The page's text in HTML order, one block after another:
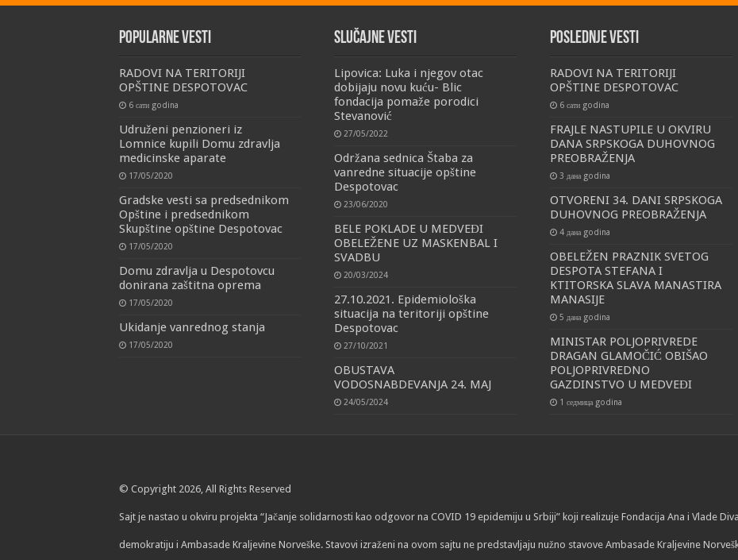
Popularne vesti
RADOVI NA TERITORIJI
OPŠTINE DESPOTOVAC
6 сати godina
Udruženi penzioneri iz
Lomnice kupili Domu zdravlja
medicinske aparate
17/05/2020
Gradske vesti sa predsednikom
Opštine i predsednikom
Skupštine opštine Despotovac
17/05/2020
Domu zdravlja u Despotovcu
donirana zaštitna oprema
17/05/2020
Ukidanje vanrednog stanja
17/05/2020
Slučajne vesti
Lipovica: Luka i njegov otac
dobijaju novu kuću- Blic
fondacija pomaže porodici
Stevanović
27/05/2022
Održana sednica Štaba za
vanredne situacije opštine
Despotovac
23/06/2020
BELE POKLADE U MEDVEĐI
OBELEŽENE UZ MASKENBAL I
SVADBU
20/03/2024
27.10.2021. Epidemiološka
situacija na teritoriji opštine
Despotovac
27/10/2021
OBUSTAVA
VODOSNABDEVANJA 24. MAJ
24/05/2024
Poslednje vesti
RADOVI NA TERITORIJI
OPŠTINE DESPOTOVAC
6 сати godina
FRAJLE NASTUPILE U OKVIRU
DANA SRPSKOGA DUHOVNOG
PREOBRAŽENJA
3 дана godina
OTVORENI 34. DANI SRPSKOGA
DUHOVNOG PREOBRAŽENJA
4 дана godina
OBELEŽEN PRAZNIK SVETOG
DESPOTA STEFANA I
KTITORSKA SLAVA MANASTIRA
MANASIJE
5 дана godina
MINISTAR POLJOPRIVREDE
DRAGAN GLAMOČIĆ OBIŠAO
POLJOPRIVREDNO
GAZDINSTVO U MEDVEĐI
1 седмица godina
© Copyright 2026, All Rights Reserved
Sajt je nastao u okviru projekta “Jačanje solidarnosti kao odgovor na COVID 19 epidemiju u Srbiji” koji realizuje Fondacija Ana i Vlade
demokratiju i Ambasade Kraljevine Norveške. Stavovi izraženi na ovom sajtu ne predstavljaju nužno stavove Ambasade Kraljevine